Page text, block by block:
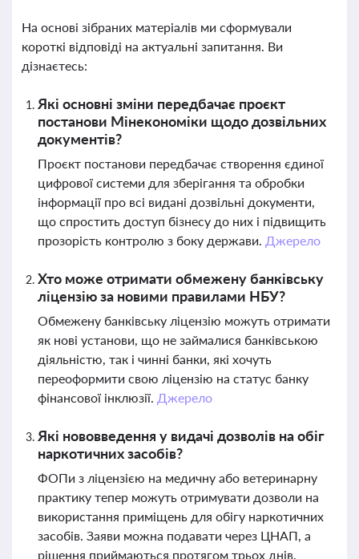
На основі зібраних матеріалів ми сформували
короткі відповіді на актуальні запитання. Ви
дізнаєтесь:
Які основні зміни передбачає проєкт
постанови Мінекономіки щодо дозвільних
документів?
Проєкт постанови передбачає створення єдиної
цифрової системи для зберігання та обробки
інформації про всі видані дозвільні документи,
що спростить доступ бізнесу до них і підвищить
прозорість контролю з боку держави. Джерело
Хто може отримати обмежену банківську
ліцензію за новими правилами НБУ?
Обмежену банківську ліцензію можуть отримати
як нові установи, що не займалися банківською
діяльністю, так і чинні банки, які хочуть
переоформити свою ліцензію на статус банку
фінансової інклюзії. Джерело
Які нововведення у видачі дозволів на обіг
наркотичних засобів?
ФОПи з ліцензією на медичну або ветеринарну
практику тепер можуть отримувати дозволи на
використання приміщень для обігу наркотичних
засобів. Заяви можна подавати через ЦНАП, а
рішення приймаються протягом трьох днів.